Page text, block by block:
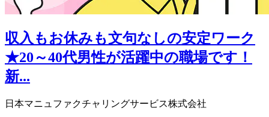
収入もお休みも文句なしの安定ワーク
★20～40代男性が活躍中の職場です！
新...
日本マニュファクチャリングサービス株式会社